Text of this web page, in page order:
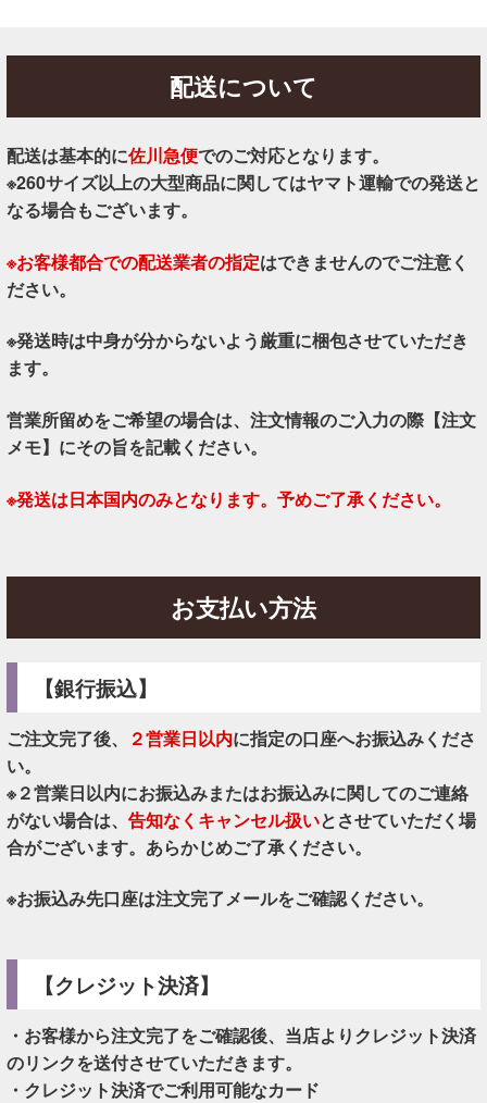
配送について
配送は基本的に佐川急便でのご対応となります。
※260サイズ以上の大型商品に関してはヤマト運輸での発送と
なる場合もございます。
※お客様都合での配送業者の指定はできませんのでご注意く
ださい。
※発送時は中身が分からないよう厳重に梱包させていただき
ます。
営業所留めをご希望の場合は、注文情報のご入力の際【注文
メモ】にその旨を記載ください。
※発送は日本国内のみとなります。予めご了承ください。
お支払い方法
【銀行振込】
ご注文完了後、 ２営業日以内に指定の口座へお振込みくださ
い。
※２営業日以内にお振込みまたはお振込みに関してのご連絡
がない場合は、 告知なくキャンセル扱いとさせていただく場
合がございます。あらかじめご了承ください。
※お振込み先口座は注文完了メールをご確認ください。
【クレジット決済】
・お客様から注文完了をご確認後、当店よりクレジット決済
のリンクを送付させていただきます。
・クレジット決済でご利用可能なカード